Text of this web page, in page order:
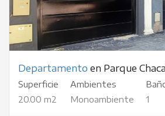
Departamento en Parque
Superficie
20.00 m2
Ambientes
Monoambiente
1